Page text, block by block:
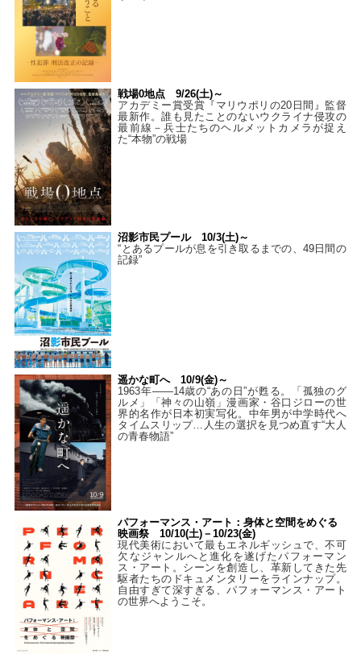
戦場0地点 9/26(土)～
アカデミー賞受賞『マリウポリの20日間』監督
最新作。誰も見たことのないウクライナ侵攻の
最前線－兵士たちのヘルメットカメラが捉え
た“本物”の戦場
沼影市民プール 10/3(土)～
“とあるプールが息を引き取るまでの、49日間の
記録”
遥かな町へ 10/9(金)～
1963年――14歳の“あの日”が甦る。「孤独のグ
ルメ」「神々の山嶺」漫画家・谷口ジローの世
界的名作が日本初実写化。中年男が中学時代へ
タイムスリップ…人生の選択を見つめ直す“大人
の青春物語”
パフォーマンス・アート：身体と空間をめぐる
映画祭 10/10(土)－10/23(金)
現代美術において最もエネルギッシュで、不可
欠なジャンルへと進化を遂げたパフォーマン
ス・アート。シーンを創造し、革新してきた先
駆者たちのドキュメンタリーをラインナップ。
自由すぎて深すぎる、パフォーマンス・アート
の世界へようこそ。